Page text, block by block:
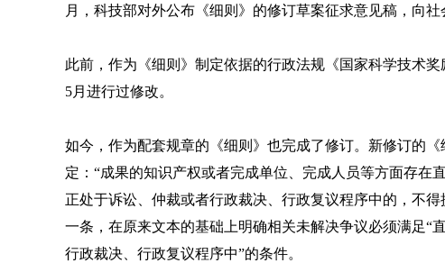
月，科技部对外公布《细则》的修订草案征求意见稿，向社
此前，作为《细则》制定依据的行政法规《国家科学技术
5月进行过修改。
如今，作为配套规章的《细则》也完成了修订。新修订的
定：“成果的知识产权或者完成单位、完成人员等方面存在
正处于诉讼、仲裁或者行政裁决、行政复议程序中的，不
一条，在原来文本的基础上明确相关未解决争议必须满足“
行政裁决、行政复议程序中”的条件。